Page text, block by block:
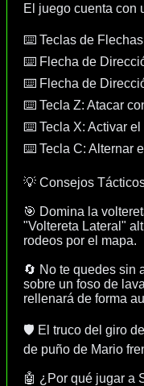
El juego cuenta con
⌨️ Teclas de Flechas
⌨️ Flecha de
⌨️ Flecha de
⌨️ Tecla Z: Atacar
⌨️ Tecla X: Activar el
⌨️ Tecla C: Alternar
💡 Consejos
🎯 Domina la
"Voltereta Lateral"
rodeos por el mapa.
🔄 No te quedes sin
sobre un foso de
rellenará de forma
🛡️ El truco del giro
de puño de Mario
🤖 ¿Por qué jugar a